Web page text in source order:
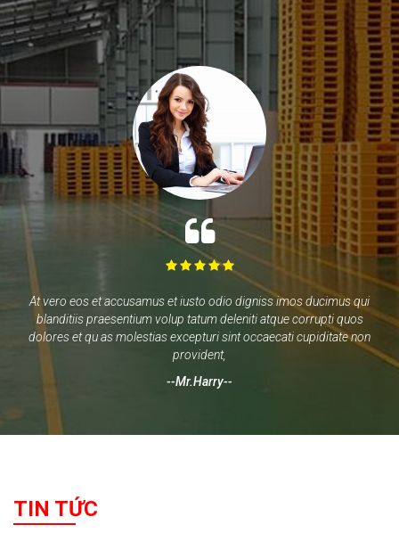
At vero eos et accusamus et iusto odio digniss imos ducimus qui
blanditiis praesentium volup tatum deleniti atque corrupti quos
dolores et qu as molestias excepturi sint occaecati cupiditate non
provident
--Mr.Harry--
TIN TỨC